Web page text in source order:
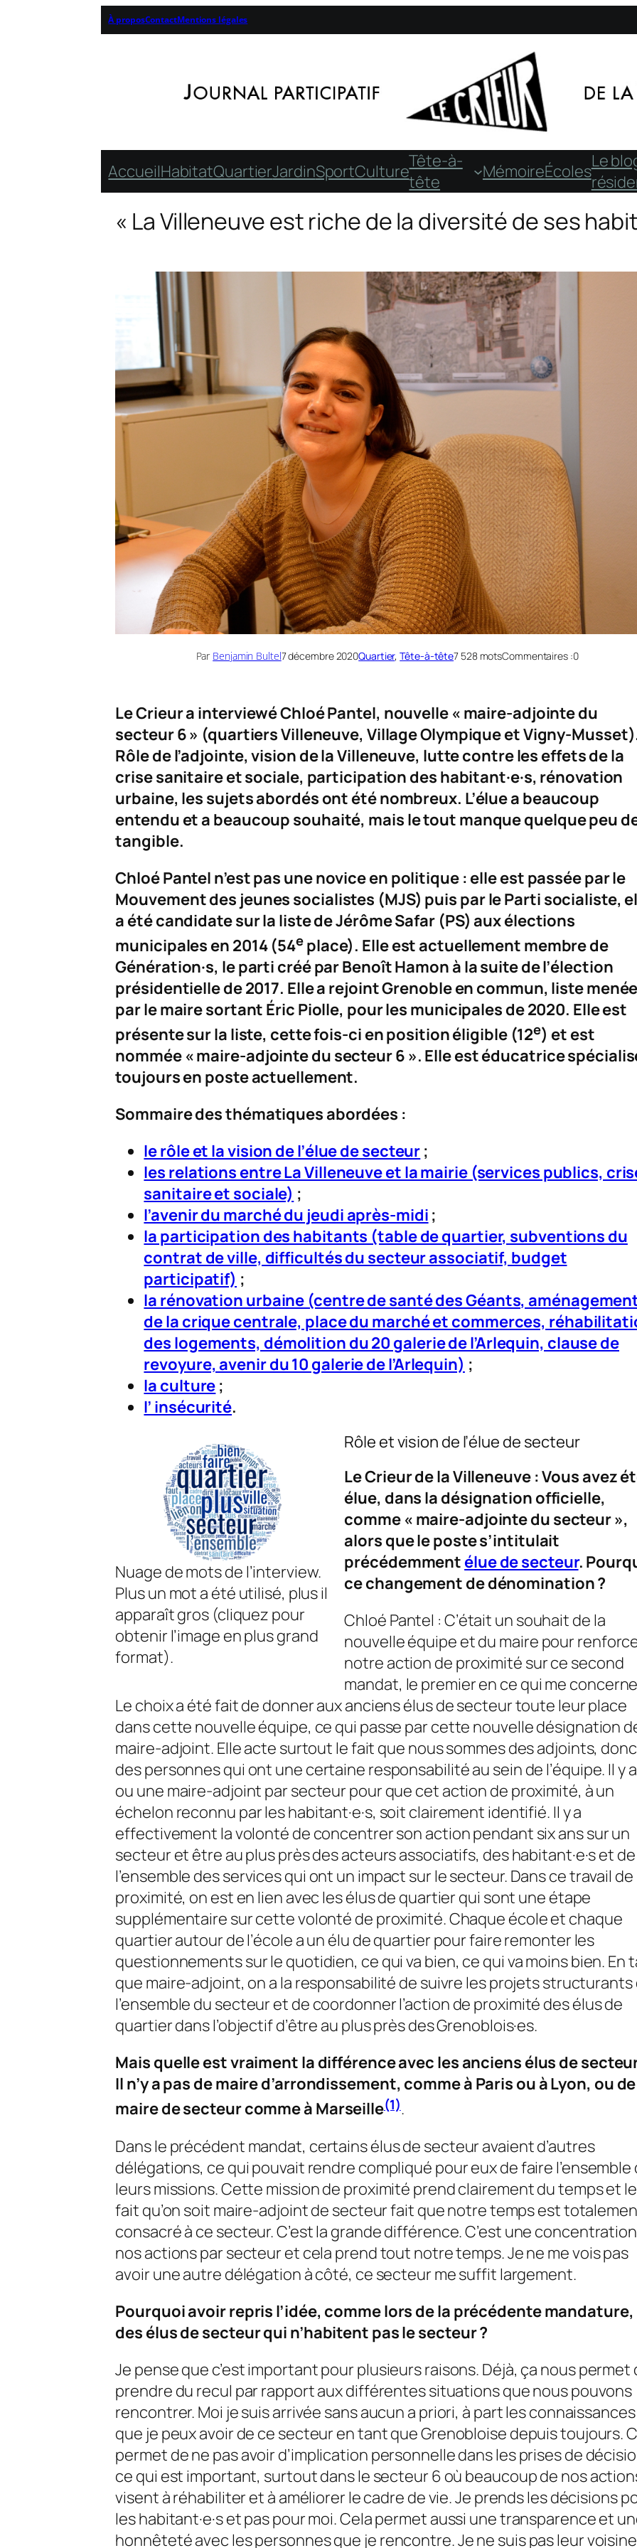
À proposContactMentions légales
AccueilHabitatQuartierJardinSportCultureTête-à-
tête
MémoireÉcolesLe
« La Villeneuve est riche de la diversité de ses
Par Benjamin Bultel7 décembre 2020Quartier, Tête-à-tête7 528 motsCommentaires :0
Le Crieura interviewé Chloé Pantel, nouvelle « maire-adjointe du
secteur 6 » (quartiers Villeneuve, Village Olympique et Vigny-
Rôle de l’adjointe, vision de la Villeneuve, lutte contre les effets de la
crise sanitaire et sociale, participation des habitant·e·s, rénovation
urbaine, les sujets abordés ont été nombreux. L’élue a beaucoup
entendu et a beaucoup souhaité, mais le tout manque quelque peu
tangible.
Chloé Pantel n’est pas une novice en politique : elle est passée par le
Mouvement des jeunes socialistes (MJS) puis par le Parti socialiste,
a été candidate sur la liste de Jérôme Safar (PS) aux élections
municipales en 2014 (54e place). Elle est actuellement membre de
Génération·s, le parti créé par Benoît Hamon à la suite de l’élection
présidentielle de 2017. Elle a rejoint Grenoble en commun, liste menée
par le maire sortant Éric Piolle, pour les municipales de 2020. Elle est
présente sur la liste, cette fois-ci en position éligible (12e) et est
nommée « maire-adjointe du secteur 6 ». Elle est éducatrice
toujours en poste actuellement.
Sommaire des thématiques abordées :
le rôle et la vision de l’élue de secteur ;
les relations entre La Villeneuve et la mairie (services publics,
sanitaire et sociale) ;
l’avenir du marché du jeudi après-midi ;
la participation des habitants (table de quartier, subventions du
contrat de ville, difficultés du secteur associatif, budget
participatif) ;
la rénovation urbaine (centre de santé des Géants,
de la crique centrale, place du marché et commerces,
des logements, démolition du 20 galerie de l’Arlequin, clause de
revoyure, avenir du 10 galerie de l’Arlequin) ;
la culture ;
l’ insécurité.
Nuage de mots de l’interview.
Plus un mot a été utilisé, plus il
apparaît gros (cliquez pour
obtenir l’image en plus grand
format).
Rôle et vision de l’élue de secteur
Le Crieur de la Villeneuve: Vous avez
élue, dans la désignation officielle,
comme « maire-adjointe du secteur »,
alors que le poste s’intitulait
précédemment élue de secteur.
ce changement de dénomination ?
Chloé Pantel : C’était un souhait de la
nouvelle équipe et du maire pour
notre action de proximité sur ce second
mandat, le premier en ce qui me
Le choix a été fait de donner aux anciens élus de secteur toute leur place
dans cette nouvelle équipe, ce qui passe par cette nouvelle désignation
maire-adjoint. Elle acte surtout le fait que nous sommes des adjoints, donc
des personnes qui ont une certaine responsabilité au sein de l’équipe. Il y
ou une maire-adjoint par secteur pour que cet action de proximité, à un
échelon reconnu par les habitant·e·s, soit clairement identifié. Il y a
effectivement la volonté de concentrer son action pendant six ans sur un
secteur et être au plus près des acteurs associatifs, des habitant·e·s et de
l’ensemble des services qui ont un impact sur le secteur. Dans ce travail de
proximité, on est en lien avec les élus de quartier qui sont une étape
supplémentaire sur cette volonté de proximité. Chaque école et chaque
quartier autour de l’école a un élu de quartier pour faire remonter les
questionnements sur le quotidien, ce qui va bien, ce qui va moins bien. En
que maire-adjoint, on a la responsabilité de suivre les projets structurants
l’ensemble du secteur et de coordonner l’action de proximité des élus de
quartier dans l’objectif d’être au plus près des Grenoblois·es.
Mais quelle est vraiment la différence avec les anciens élus de
Il n’y a pas de maire d’arrondissement, comme à Paris ou à Lyon, ou de
maire de secteur comme à Marseille(1).
Dans le précédent mandat, certains élus de secteur avaient d’autres
délégations, ce qui pouvait rendre compliqué pour eux de faire l’ensemble
leurs missions. Cette mission de proximité prend clairement du temps et le
fait qu’on soit maire-adjoint de secteur fait que notre temps est
consacré à ce secteur. C’est la grande différence. C’est une
nos actions par secteur et cela prend tout notre temps. Je ne me vois pas
avoir une autre délégation à côté, ce secteur me suffit largement.
Pourquoi avoir repris l’idée, comme lors de la précédente mandature,
des élus de secteur qui n’habitent pas le secteur ?
Je pense que c’est important pour plusieurs raisons. Déjà, ça nous permet
prendre du recul par rapport aux différentes situations que nous pouvons
rencontrer. Moi je suis arrivée sans aucun a priori, à part les connaissances
que je peux avoir de ce secteur en tant que Grenobloise depuis toujours.
permet de ne pas avoir d’implication personnelle dans les prises de
ce qui est important, surtout dans le secteur 6 où beaucoup de nos
visent à réhabiliter et à améliorer le cadre de vie. Je prends les décisions
les habitant·e·s et pas pour moi. Cela permet aussi une transparence et
honnêteté avec les personnes que je rencontre. Je ne suis pas leur